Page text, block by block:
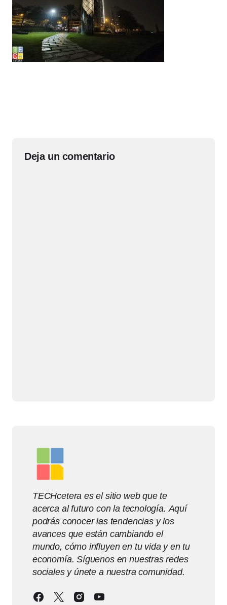
Deja un comentario
TECHcetera es el sitio web que te
acerca al futuro con la tecnología. Aquí
podrás conocer las tendencias y los
avances que están cambiando el
mundo, cómo influyen en tu vida y en tu
economía. Síguenos en nuestras redes
sociales y únete a nuestra comunidad.